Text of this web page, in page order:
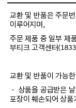
교환 및 반품은 주문
이루어지며,
주문 제품 중 일부 제
부티크 고객센터
교환 및 반품이 가능
－ 상품을 공급받은
포장이 훼손되어 상